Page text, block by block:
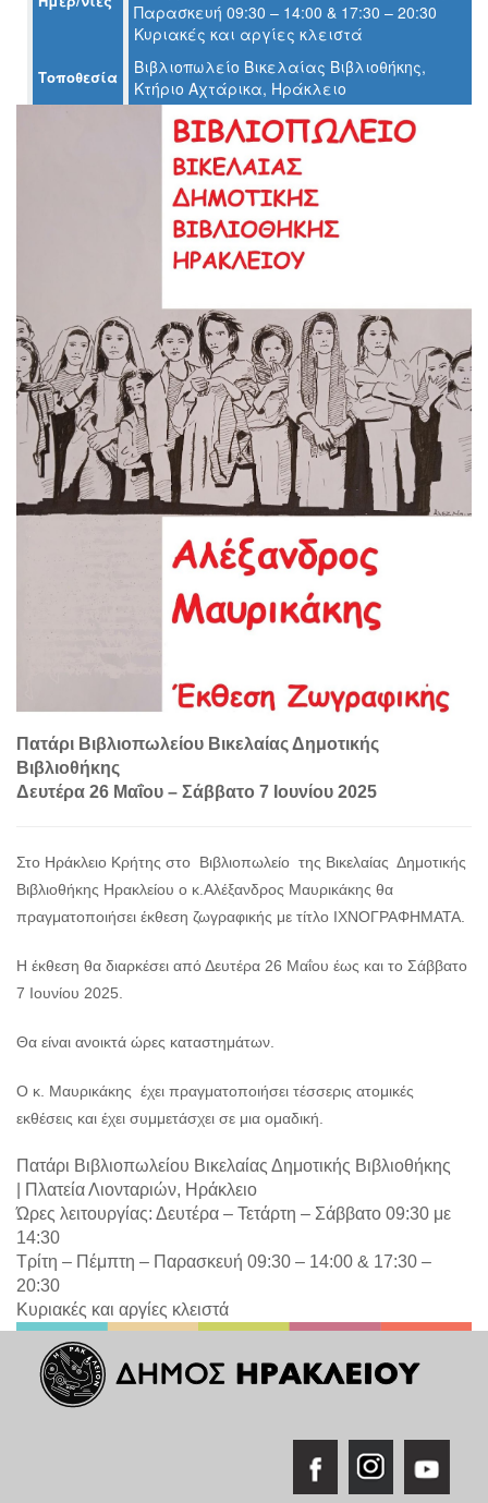
Παρασκευή 09:30 – 14:00 & 17:30 – 20:30
Κυριακές και αργίες κλειστά
Τοποθεσία
Βιβλιοπωλείο Βικελαίας Βιβλιοθήκης,
Κτήριο Αχτάρικα, Ηράκλειο
Πατάρι Βιβλιοπωλείου Βικελαίας Δημοτικής
Βιβλιοθήκης
Δευτέρα 26 Μαΐου – Σάββατο 7 Ιουνίου 2025
Στο Ηράκλειο Κρήτης στο Βιβλιοπωλείο της Βικελαίας Δημοτικής
Βιβλιοθήκης Ηρακλείου ο κ.Αλέξανδρος Μαυρικάκης θα
πραγματοποιήσει έκθεση ζωγραφικής με τίτλο ΙΧΝΟΓΡΑΦΗΜΑΤΑ.
Η έκθεση θα διαρκέσει από Δευτέρα 26 Μαΐου έως και το Σάββατο
7 Ιουνίου 2025.
Θα είναι ανοικτά ώρες καταστημάτων.
Ο κ. Μαυρικάκης έχει πραγματοποιήσει τέσσερις ατομικές
εκθέσεις και έχει συμμετάσχει σε μια ομαδική.
Πατάρι Βιβλιοπωλείου Βικελαίας Δημοτικής Βιβλιοθήκης
Πλατεία Λιονταριών, Ηράκλειο
Ώρες λειτουργίας: Δευτέρα – Τετάρτη – Σάββατο 09:30 με
14:30
Τρίτη – Πέμπτη – Παρασκευή 09:30 – 14:00 & 17:30 –
20:30
Κυριακές και αργίες κλειστά